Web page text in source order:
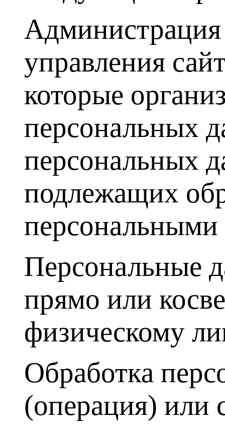
Администрация
управления
которые
персональных
персональных
подлежащих
Персональные
прямо или
физическому
Обработка
(операция) или